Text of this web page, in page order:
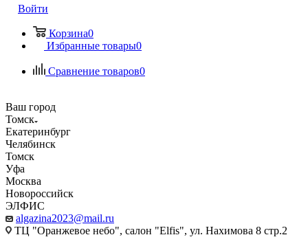
Войти
Корзина0
Избранные товары0
Сравнение товаров0
Ваш город
Томск
Екатеринбург
Челябинск
Томск
Уфа
Москва
Новороссийск
ЭЛФИС
algazina2023@mail.ru
ТЦ "Оранжевое небо", салон "Elfis", ул. Нахимова 8 стр.2